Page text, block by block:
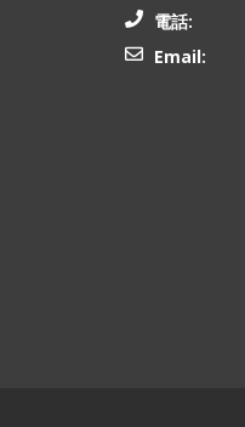
電話:
Email: